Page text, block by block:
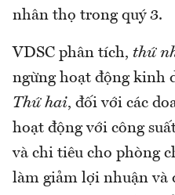
nhân thọ trong quý 3.
VDSC phân tích, thứ
ngừng hoạt động kinh
Thứ hai, đối với các
hoạt động với công
và chi tiêu cho phòng
làm giảm lợi nhuận và